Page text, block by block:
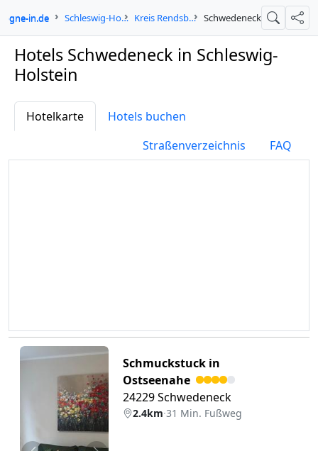
in.de Schleswig-Holstein Kreis Rendsburg-Eckernförde Schwedeneck Suche
Hotels Schwedeneck in Schleswig-
Holstein
Hotelkarte
Hotels buchen
Straßenverzeichnis
FAQ
Schmuckstuck in
Ostseenahe
24229 Schwedeneck
2.4km·31 Min. Fußweg